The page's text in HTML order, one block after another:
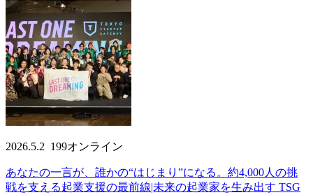
2026.5.2 199オンライン
あなたの一言が、誰かの“はじまり”になる。約4,000人の挑
戦を支える起業支援の最前線|未来の起業家を生み出す TSG